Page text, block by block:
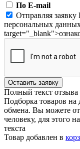
По E-mail
Отправляя
персональных
Оставить заявку
Полный текст отзыва
Подборка товаров
обмена. Вы можете
человеку, для этого
текста
Товар добавлен в